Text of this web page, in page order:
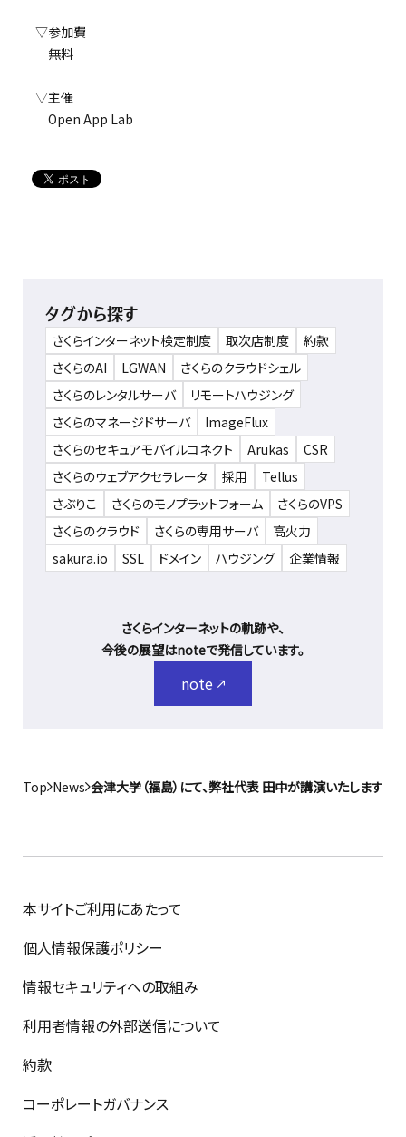
▽参加費
無料
▽主催
Open App Lab
タグから探す
さくらインターネット検定制度 取次店制度
約款
さくらのAI
LGWAN
さくらのクラウドシェル
さくらのレンタルサーバ
リモートハウジング
さくらのマネージドサーバ
ImageFlux
さくらのセキュアモバイルコネクト
Arukas
CSR
さくらのウェブアクセラレータ
採用
Tellus
さぶりこ
さくらのモノプラットフォーム
さくらのVPS
さくらのクラウド
さくらの専用サーバ
高火力
sakura.io
SSL ドメイン ハウジング 企業情報
さくらインターネットの軌跡や、
今後の展望はnoteで発信しています。
note
Top News 会津大学（福島）にて、弊社代表 田中が講演いたします
本サイトご利用にあたって
個人情報保護ポリシー
情報セキュリティへの取組み
利用者情報の外部送信について
約款
コーポレートガバナンス